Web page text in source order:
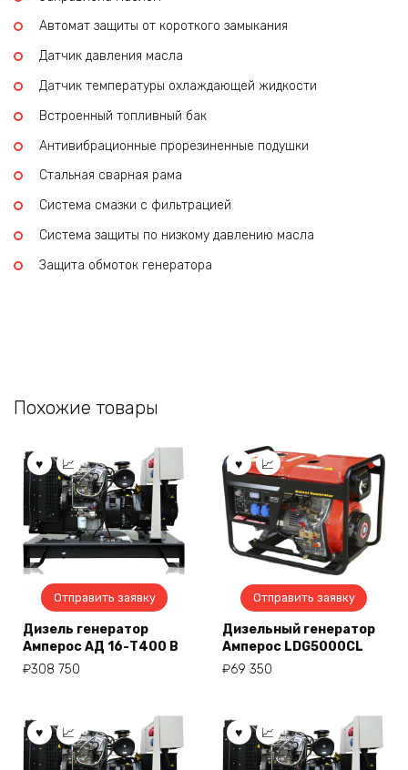
Автомат защиты от короткого замыкания
Датчик давления масла
Датчик температуры охлаждающей жидкости
Встроенный топливный бак
Антивибрационные прорезиненные подушки
Стальная сварная рама
Система смазки с фильтрацией
Система защиты по низкому давлению масла
Защита обмоток генератора
Похожие товары
Отправить заявку
Дизель генератор
Амперос АД 16-Т400 B
₽308 750
Отправить заявку
Дизельный генератор
Амперос LDG5000СL
₽69 350